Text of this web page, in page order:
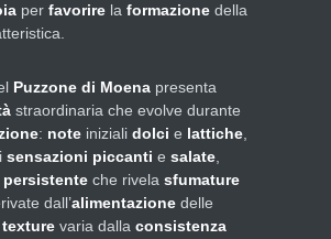
per favorire la formazione della
Puzzone di Moena presenta
straordinaria che evolve durante
: note iniziali dolci e lattiche
sensazioni piccanti e salate
persistente che rivela sfumature
dall’alimentazione delle
texture varia dalla consistenza